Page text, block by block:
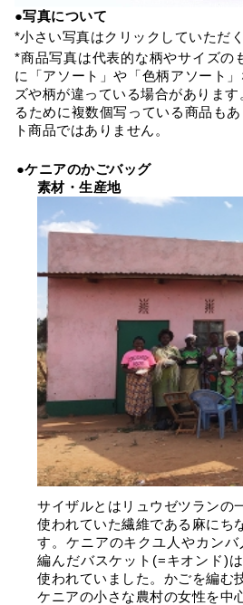
●写真について
*小さい写真はクリックしていただ
*商品写真は代表的な柄やサイズの
に「アソート」や「色柄アソート
ズや柄が違っている場合がありま
るために複数個写っている商品も
ト商品ではありません。
●ケニアのかごバッグ
素材・生産地
サイザルとはリュウゼツランの
使われていた繊維である麻にち
す。ケニアのキクユ人やカン
編んだバスケット(=キオンド)
使われていました。かごを編む
ケニアの小さな農村の女性を中